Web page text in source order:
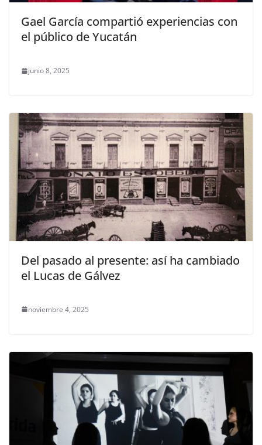
Gael García compartió experiencias con
el público de Yucatán
junio 8, 2025
Del pasado al presente: así ha cambiado
el Lucas de Gálvez
noviembre 4, 2025